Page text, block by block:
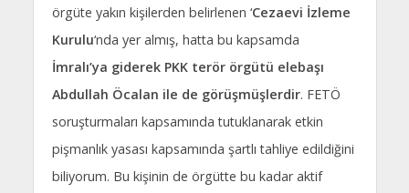
örgüte yakın kişilerden belirlenen ‘Cezaevi İzleme
Kurulu‘nda yer almış, hatta bu kapsamda
İmralı’ya giderek PKK terör örgütü elebaşı
Abdullah Öcalan ile de görüşmüşlerdir. FETÖ
soruşturmaları kapsamında tutuklanarak etkin
pişmanlık yasası kapsamında şartlı tahliye edildiğini
biliyorum. Bu kişinin de örgütte bu kadar aktif